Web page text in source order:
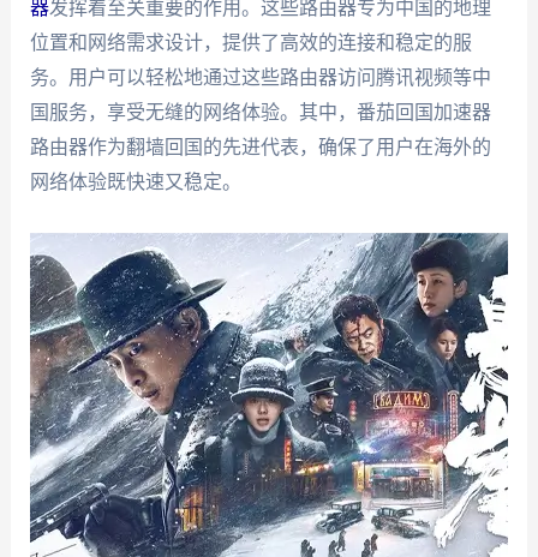
器发挥着至关重要的作用。这些路由器专为中国的地理
位置和网络需求设计，提供了高效的连接和稳定的服
务。用户可以轻松地通过这些路由器访问腾讯视频等中
国服务，享受无缝的网络体验。其中，番茄回国加速器
路由器作为翻墙回国的先进代表，确保了用户在海外的
网络体验既快速又稳定。